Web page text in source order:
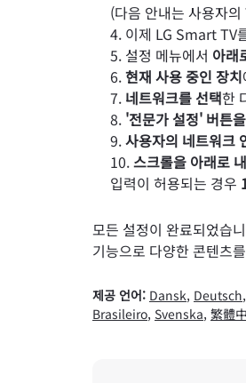
(다음 안내는 사용자
이제 LG Smart TV
설정 메뉴에서 아래
현재 사용 중인 장치
네트워크를 선택한
'전문가 설정' 버튼
사용자의 네트워크
스크롤을 아래로
입력이 허용되는 경우
모든 설정이 완료되었습
기능으로 다양한 콘텐츠
제공 언어: Dansk, Deutsch,
Brasileiro, Svenska, 繁體